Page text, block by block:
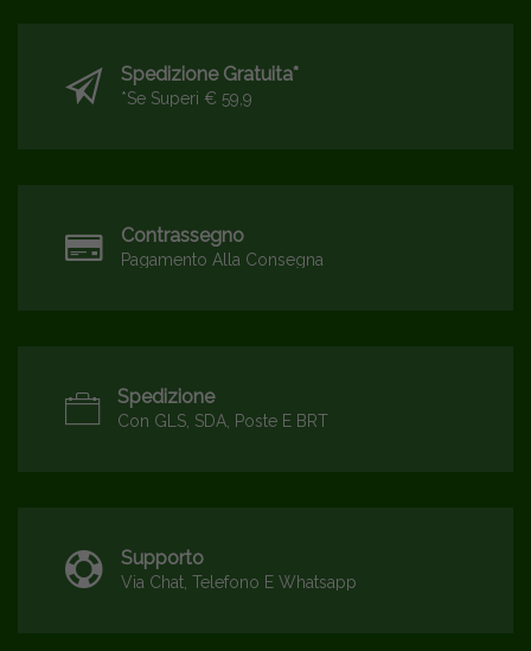
Spedizione Gratuita*
*se Superi € 59,9
Contrassegno
Pagamento Alla Consegna
Spedizione
Con GLS, SDA, Poste E BRT
Supporto
Via Chat, Telefono E Whatsapp